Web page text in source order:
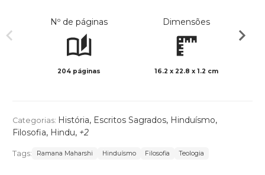
Nº de páginas
204 páginas
Dimensões
16.2 x 22.8 x 1.2 cm
Categorias: História, Escritos Sagrados, Hinduísmo,
Filosofia, Hindu, +2
Tags: Ramana Maharshi Hinduísmo Filosofia Teologia